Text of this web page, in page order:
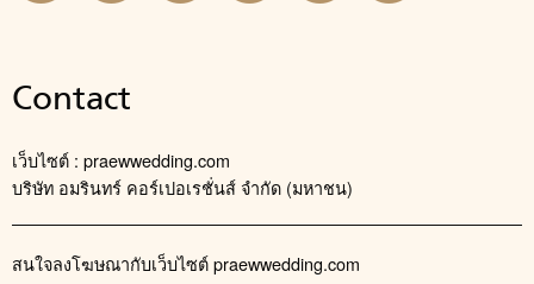
Contact
เว็บไซต์ : praewwedding.com
บริษัท อมรินทร์ คอร์เปอเรชั่นส์ จำกัด (มหาชน)
สนใจลงโฆษณากับเว็บไซต์ praewwedding.com